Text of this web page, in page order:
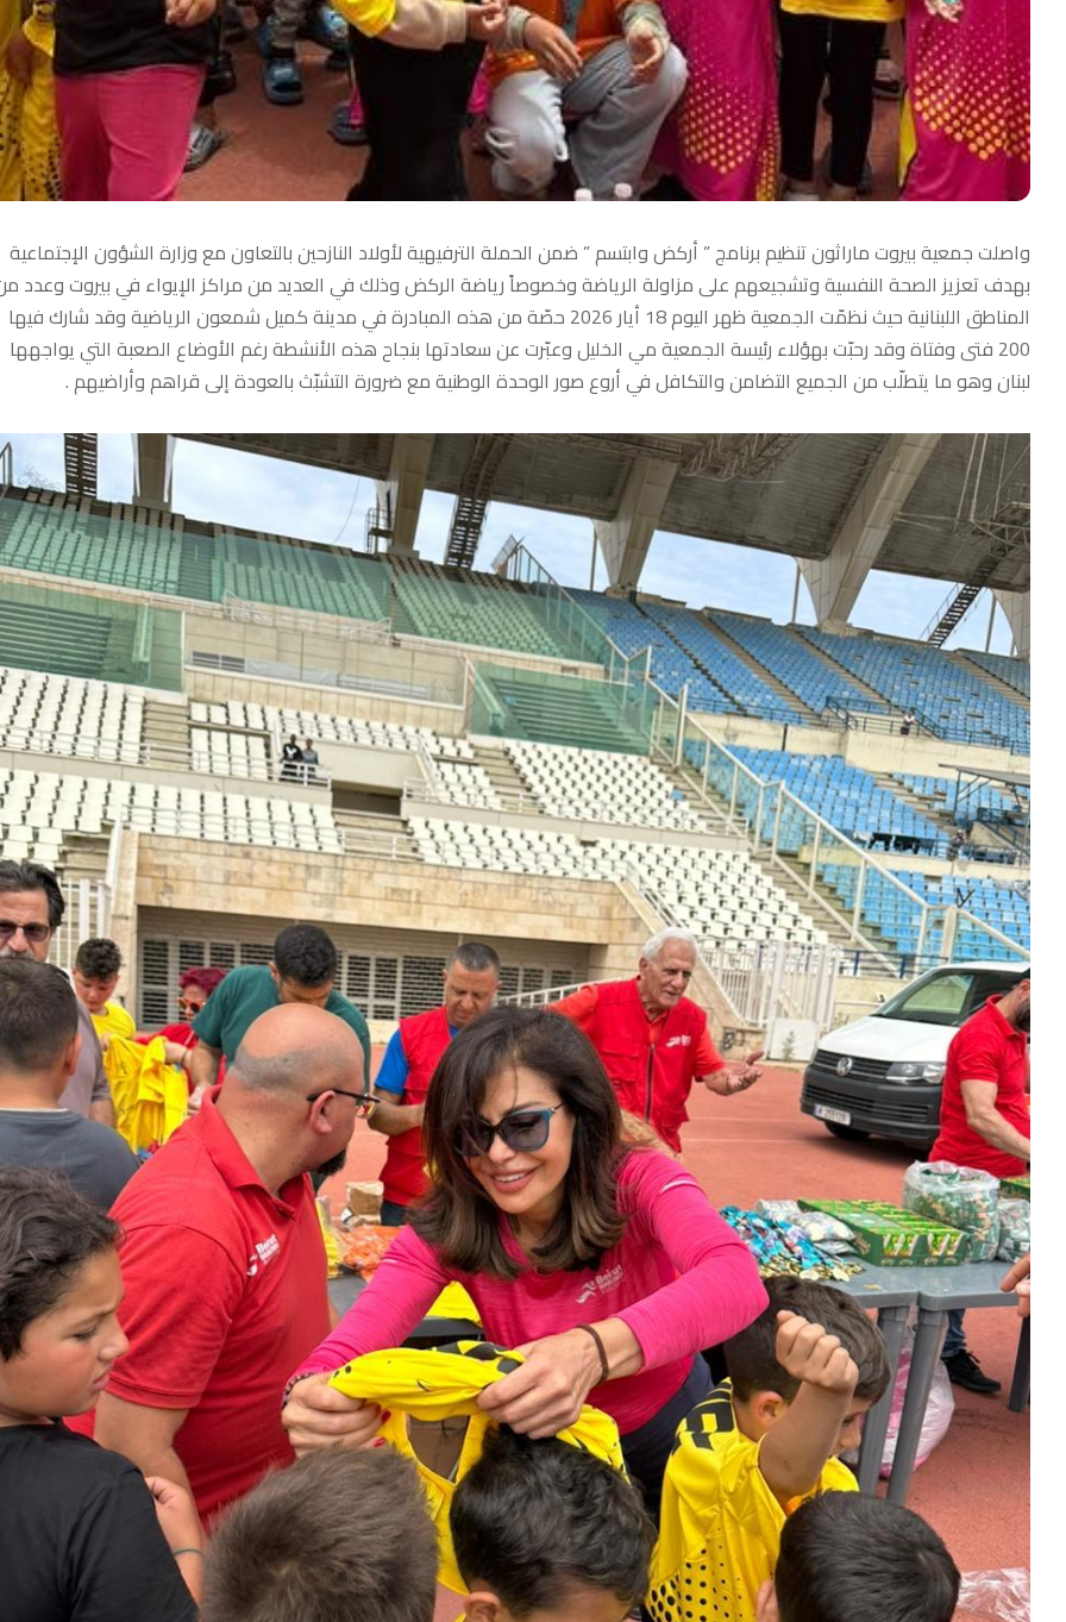
واصلت جمعية بيروت ماراثون تنظيم برنامج ” أركض وابتسم ” ضمن الحملة الترفيهية لأولاد النازحين بالتعاون مع وزارة الشؤون الإجتماعية
بهدف تعزيز الصحة النفسية وتشجيعهم على مزاولة الرياضة وخصوصاً رياضة الركض وذلك في العديد من مراكز الإيواء في بيروت وعدد
المناطق اللبنانية حيث نظمّت الجمعية ظهر اليوم 18 أيار 2026 حصّة من هذه المبادرة في مدينة كميل شمعون الرياضية وقد شارك فيها
200 فتى وفتاة وقد رحبّت بهؤلاء رئيسة الجمعية مي الخليل وعبّرت عن سعادتها بنجاح هذه الأنشطة رغم الأوضاع الصعبة التي يواجهها
لبنان وهو ما يتطلّب من الجميع التضامن والتكافل في أروع صور الوحدة الوطنية مع ضرورة التشبّث بالعودة إلى قراهم وأراضيهم .